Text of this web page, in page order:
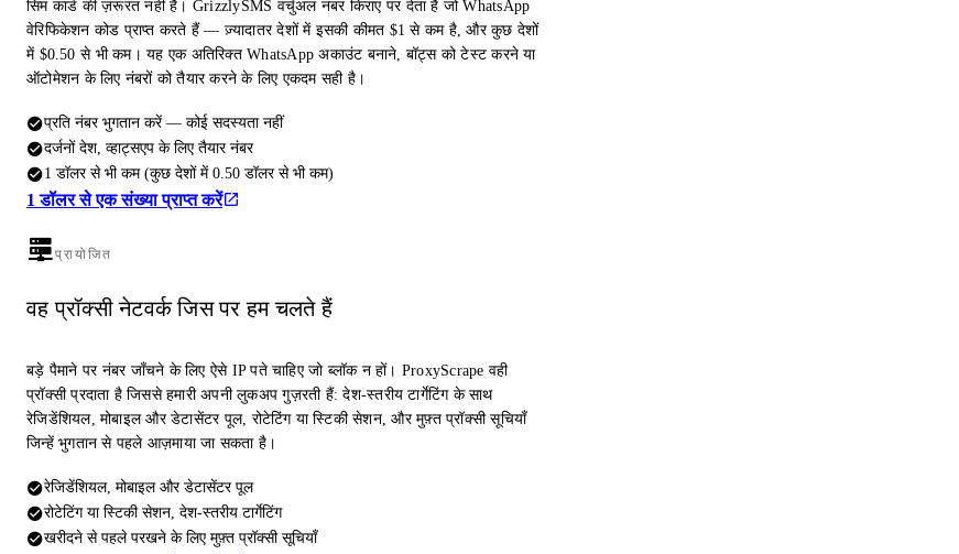
सिम कार्ड की ज़रूरत नहीं है। GrizzlySMS वर्चुअल नंबर किराए पर देता है जो WhatsApp
वेरिफिकेशन कोड प्राप्त करते हैं — ज़्यादातर देशों में इसकी कीमत $1 से कम है, और कुछ देशों
में $0.50 से भी कम। यह एक अतिरिक्त WhatsApp अकाउंट बनाने, बॉट्स को टेस्ट करने या
ऑटोमेशन के लिए नंबरों को तैयार करने के लिए एकदम सही है।
प्रति नंबर भुगतान करें — कोई सदस्यता नहीं
दर्जनों देश, व्हाट्सएप के लिए तैयार नंबर
1 डॉलर से भी कम (कुछ देशों में 0.50 डॉलर से भी कम)
1 डॉलर से एक संख्या प्राप्त करें
प्रायोजित
वह प्रॉक्सी नेटवर्क जिस पर हम चलते हैं
बड़े पैमाने पर नंबर जाँचने के लिए ऐसे IP पते चाहिए जो ब्लॉक न हों। ProxyScrape वही
प्रॉक्सी प्रदाता है जिससे हमारी अपनी लुकअप गुज़रती हैं: देश-स्तरीय टार्गेटिंग के साथ
रेजिडेंशियल, मोबाइल और डेटासेंटर पूल, रोटेटिंग या स्टिकी सेशन, और मुफ़्त प्रॉक्सी सूचियाँ
जिन्हें भुगतान से पहले आज़माया जा सकता है।
रेजिडेंशियल, मोबाइल और डेटासेंटर पूल
रोटेटिंग या स्टिकी सेशन, देश-स्तरीय टार्गेटिंग
खरीदने से पहले परखने के लिए मुफ़्त प्रॉक्सी सूचियाँ